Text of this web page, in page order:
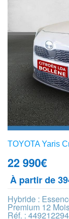
TOYOTA Yaris
22 990€
À partir de
Hybride :
Premium 12
Réf. :